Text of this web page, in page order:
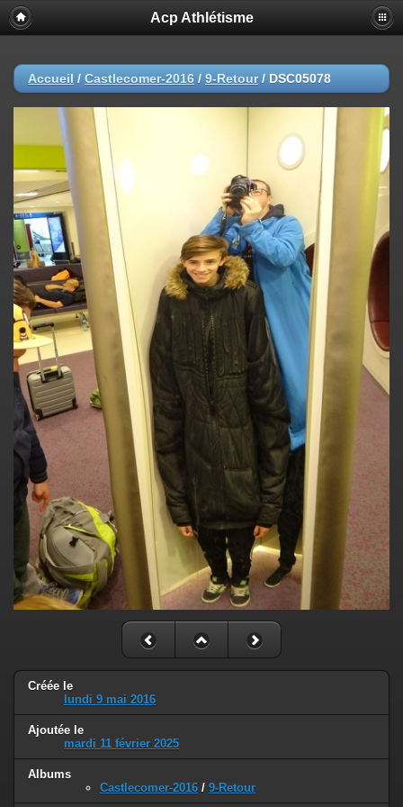
Acp Athlétisme
Accueil / Castlecomer-2016 / 9-Retour/ DSC05078
Créée le
lundi 9 mai 2016
Ajoutée le
mardi 11 février 2025
Albums
Castlecomer-2016 / 9-Retour